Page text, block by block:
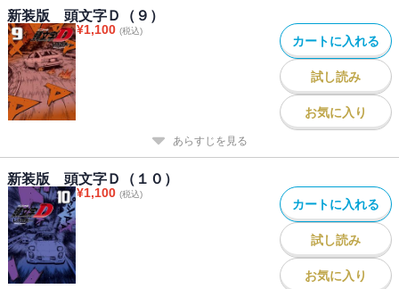
新装版 頭文字Ｄ（９）
¥1,100 (税込)
カートに入れる
試し読み
お気に入り
あらすじを見る
新装版 頭文字Ｄ（１０）
¥1,100 (税込)
カートに入れる
試し読み
お気に入り